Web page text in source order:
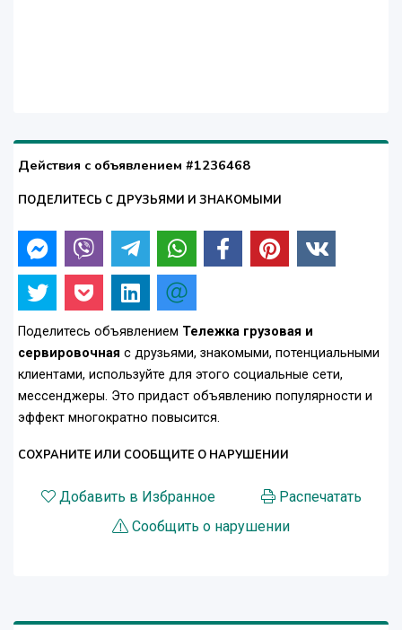
Действия с объявлением #1236468
ПОДЕЛИТЕСЬ С ДРУЗЬЯМИ И ЗНАКОМЫМИ
Поделитесь объявлением Тележка грузовая и
сервировочная с друзьями, знакомыми, потенциальными
клиентами, используйте для этого социальные сети,
мессенджеры. Это придаст объявлению популярности и
эффект многократно повысится.
СОХРАНИТЕ ИЛИ СООБЩИТЕ О НАРУШЕНИИ
Добавить в Избранное
Распечатать
Сообщить о нарушении